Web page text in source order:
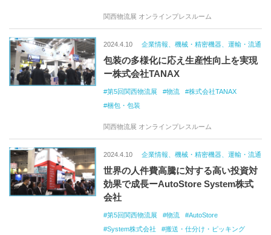
関西物流展 オンラインプレスルーム
2024.4.10 企業情報、機械・精密機器、運輸・流通
包装の多様化に応え生産性向上を実現
ー株式会社TANAX
第5回関西物流展 物流
株式会社TANAX
梱包・包装
関西物流展 オンラインプレスルーム
2024.4.10 企業情報、機械・精密機器、運輸・流通
世界の人件費高騰に対する高い投資対
効果で成長ーAutoStore System株式
会社
第5回関西物流展 物流
AutoStore
System株式会社
搬送・仕分け・ピッキング